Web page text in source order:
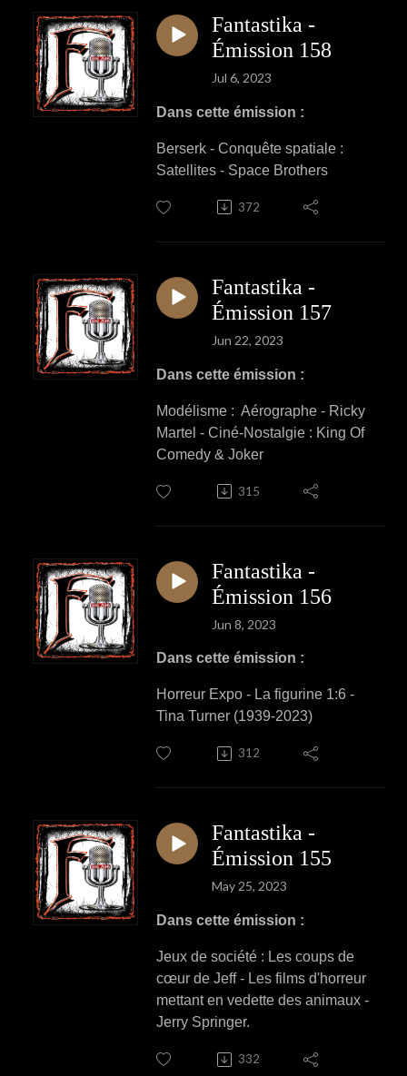
Fantastika -
Émission 158
Jul 6, 2023
Dans cette émission :
Berserk - Conquête spatiale :
Satellites - Space Brothers
372
Fantastika -
Émission 157
Jun 22, 2023
Dans cette émission :
Modélisme : Aérographe - Ricky
Martel - Ciné-Nostalgie : King Of
Comedy & Joker
315
Fantastika -
Émission 156
Jun 8, 2023
Dans cette émission :
Horreur Expo - La figurine 1:6 -
Tina Turner (1939-2023)
312
Fantastika -
Émission 155
May 25, 2023
Dans cette émission :
Jeux de société : Les coups de
cœur de Jeff - Les films d'horreur
mettant en vedette des animaux -
Jerry Springer.
332